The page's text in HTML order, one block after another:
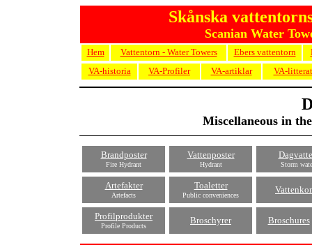
Skånska
Scanian Water
Hem Vattentorn - Water Towers Ebers vattentorn
VA-historia
VA-Profiler VA-artiklar VA-
Miscellaneous in
Brandposter
Fire Hydrant
Vattenposter
Hydrant Storm
Artefakter
Artefacts
Toaletter
Public conveniences
Profilprodukter
Profile Products
Broschyrer Broschures